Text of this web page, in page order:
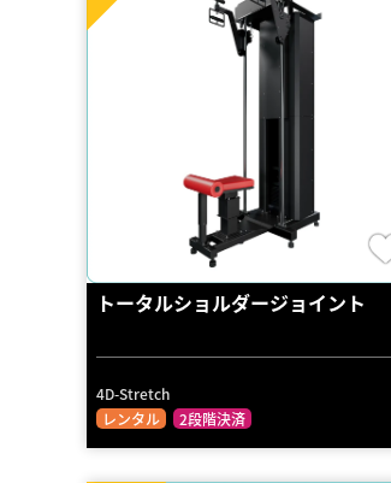
トータルショルダージョイント
4D-Stretch
レンタル
2段階決済